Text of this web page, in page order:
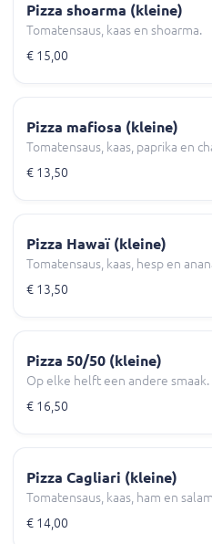
Pizza shoarma (kleine)
Tomatensaus, kaas en shoarma.
€ 15,00
Pizza mafiosa (kleine)
Tomatensaus, kaas, paprika en
€ 13,50
Pizza Hawaï (kleine)
Tomatensaus, kaas, hesp en
€ 13,50
Pizza 50/50 (kleine)
Op elke helft een andere smaak.
€ 16,50
Pizza Cagliari (kleine)
Tomatensaus, kaas, ham en
€ 14,00